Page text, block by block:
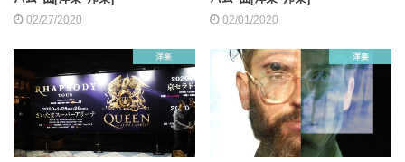
02/27/2020 02/01/2020
洋楽 洋楽